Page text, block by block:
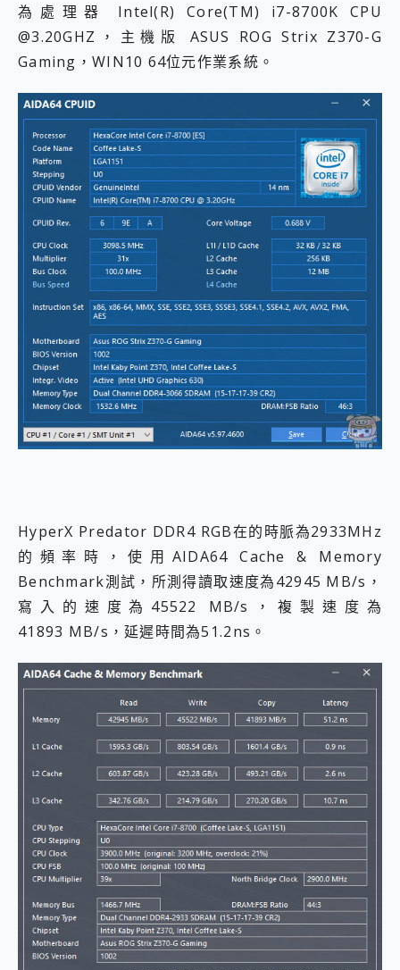
為處理器 Intel(R) Core(TM) i7-8700K CPU
@3.20GHZ，主機版 ASUS ROG Strix Z370-G
Gaming，WIN10 64位元作業系統。
HyperX Predator DDR4 RGB在的時脈為2933MHz
的頻率時，使用AIDA64 Cache & Memory
Benchmark測試，所測得讀取速度為42945 MB/s，
寫入的速度為45522 MB/s，複製速度為
41893 MB/s，延遲時間為51.2ns。